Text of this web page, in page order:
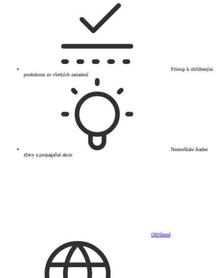
Prístup k obľúbeným
produktom zo všetkých zariadení
Nezmeškáte žiadne
zľavy a propagačné akcie
Obľúbené